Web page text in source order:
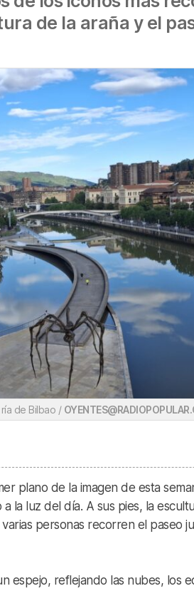
de la araña y el
de Bilbao /
plano de la imagen de esta
la luz del día. A sus pies, la
personas recorren el paseo
espejo, reflejando las nubes, los